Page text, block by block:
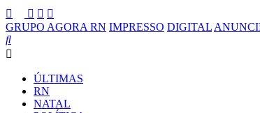
GRUPO AGORA RN IMPRESSO DIGITAL
ÚLTIMAS
RN
NATAL